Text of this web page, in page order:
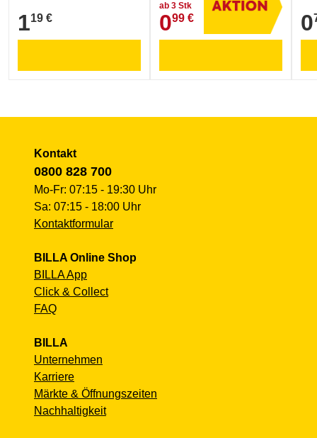
1,19 €
119 €
ab 3 Stk
0,99 €
099 € 0
Kontakt
0800 828 700
Mo-Fr: 07:15 - 19:30 Uhr
Sa: 07:15 - 18:00 Uhr
Kontaktformular
BILLA Online Shop
BILLA App
Click & Collect
FAQ
BILLA
Unternehmen
Karriere
Märkte & Öffnungszeiten
Nachhaltigkeit